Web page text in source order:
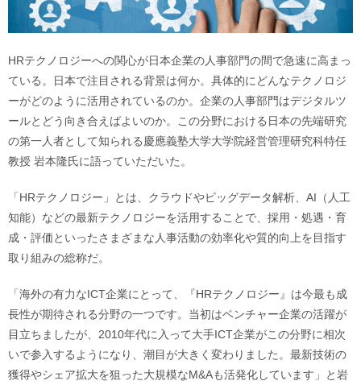
HRテクノロジーへの関心が日本企業の人事部門の間で急速に高まっ
ている。日本で注目される背景は何か。具体的にどんなテクノロジ
ーがどのように活用されているのか。企業の人事部門はデジタルツ
ールとどう向き合えばよいのか。この分野における日本の先端研究
の第一人者として知られる慶應義塾大学大学院経営管理研究科特任
教授 岩本隆氏に語っていただいた。
「HRテクノロジー」とは、クラウドやビッグデータ解析、AI（人工
知能）などの最新テクノロジーを活用することで、採用・処遇・育
成・評価といったさまざまな人事活動の効率化や質的向上を目指す
取り組みの総称だ。
「海外の有力なICT企業にとって、『HRテクノロジー』は今最も成
長性が期待される分野の一つです。当初はベンチャー企業の活躍が
目立ちましたが、2010年代に入って大手ICT企業がこの分野に相次
いで参入するようになり、潮目が大きく変わりました。最新技術の
獲得やシェア拡大を狙った大規模なM&Aも活発化しています」と岩